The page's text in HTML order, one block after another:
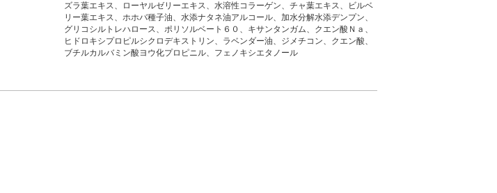
ズラ葉エキス、ローヤルゼリーエキス、水溶性コラーゲン、チャ葉エキス、ビルベ
リー葉エキス、ホホバ種子油、水添ナタネ油アルコール、加水分解水添デンプン、
グリコシルトレハロース、ポリソルベート６０、キサンタンガム、クエン酸Ｎａ、
ヒドロキシプロピルシクロデキストリン、ラベンダー油、ジメチコン、クエン酸、
ブチルカルバミン酸ヨウ化プロピニル、フェノキシエタノール